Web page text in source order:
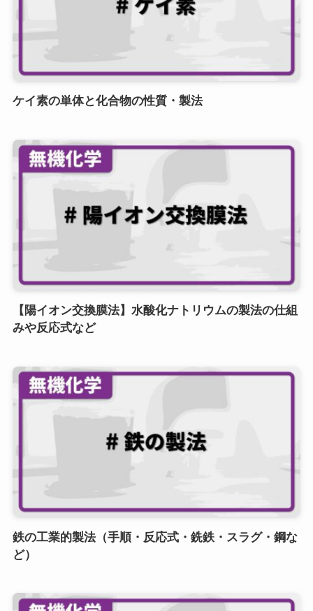
ケイ素の単体と化合物の性質・製法
【陽イオン交換膜法】水酸化ナトリウムの製法の仕組
みや反応式など
鉄の工業的製法（手順・反応式・銑鉄・スラグ・鋼な
ど）